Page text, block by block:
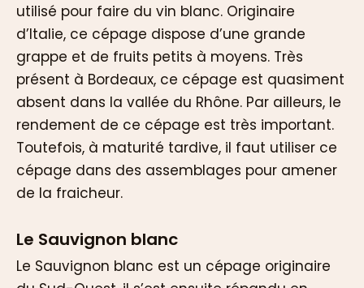
utilisé pour faire du vin blanc. Originaire
d’Italie, ce cépage dispose d’une grande
grappe et de fruits petits à moyens. Très
présent à Bordeaux, ce cépage est quasiment
absent dans la vallée du Rhône. Par ailleurs, le
rendement de ce cépage est très important.
Toutefois, à maturité tardive, il faut utiliser ce
cépage dans des assemblages pour amener
de la fraicheur.
Le Sauvignon blanc
Le Sauvignon blanc est un cépage originaire